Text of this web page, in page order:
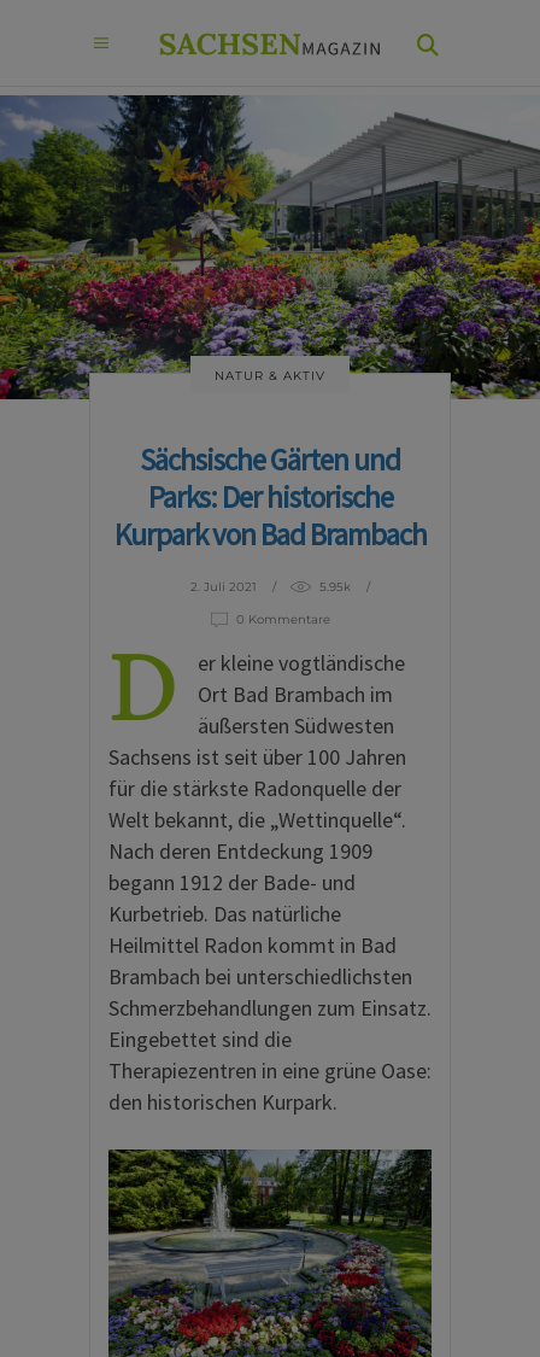
NATUR & AKTIV
Sächsische Gärten und
Parks: Der historische
Kurpark von Bad Brambach
2. Juli 2021 5.95k
0 Kommentare
D
er kleine vogtländische
Ort Bad Brambach im
äußersten Südwesten
Sachsens ist seit über 100 Jahren
für die stärkste Radonquelle der
Welt bekannt, die „Wettinquelle“.
Nach deren Entdeckung 1909
begann 1912 der Bade- und
Kurbetrieb. Das natürliche
Heilmittel Radon kommt in Bad
Brambach bei unterschiedlichsten
Schmerzbehandlungen zum Einsatz.
Eingebettet sind die
Therapiezentren in eine grüne Oase:
den historischen Kurpark.